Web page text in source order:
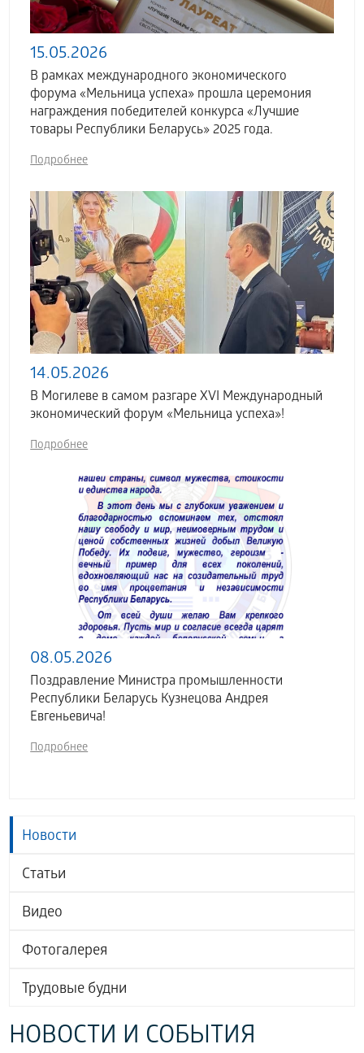
Новости
Статьи
Видео
Фотогалерея
Трудовые будни
НОВОСТИ И СОБЫТИЯ
15.05.2026
В рамках международного экономического
форума «Мельница успеха» прошла церемония
награждения победителей конкурса «Лучшие
товары Республики Беларусь» 2025 года.
Подробнее
14.05.2026
В Могилеве в самом разгаре XVI Международный
экономический форум «Мельница успеха»!
Подробнее
08.05.2026
Поздравление Министра промышленности
Республики Беларусь Кузнецова Андрея
Евгеньевича!
Подробнее